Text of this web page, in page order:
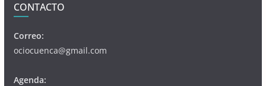
CONTACTO
Correo:
ociocuenca@gmail.com
Agenda: